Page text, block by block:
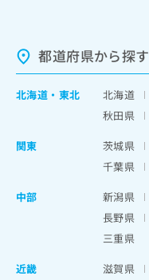
都道府県から探す
北海道 ・ 東北 北海道
秋田県
関東
茨城県
千葉県
中部
新潟県
長野県
三重県
近畿
滋賀県